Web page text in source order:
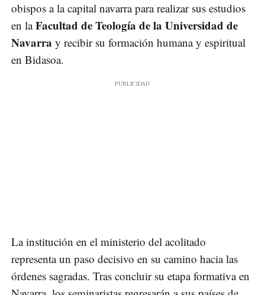
obispos a la capital navarra para realizar sus estudios
en laFacultad de Teología de la Universidad de
Navarra y recibir su formación humana y espiritual
en Bidasoa.
La institución en el ministerio del acolitado
representa un paso decisivo en su camino hacia las
órdenes sagradas. Tras concluir su etapa formativa en